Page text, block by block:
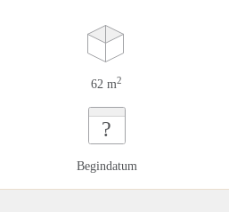
62 m2
?
Begindatum